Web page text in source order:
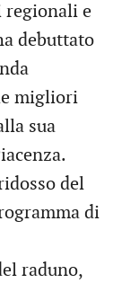
regionali e
debuttato
migliori
sua
del
di
raduno,